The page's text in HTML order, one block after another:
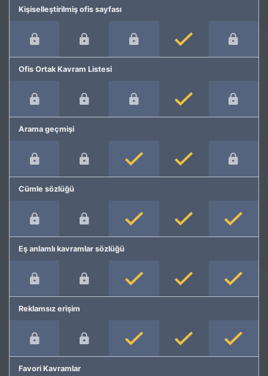
Kişiselleştirilmiş ofis sayfası
Ofis Ortak Kavram Listesi
Arama geçmişi
Cümle sözlüğü
Eş anlamlı kavramlar sözlüğü
Reklamsız erişim
Favori Kavramlar